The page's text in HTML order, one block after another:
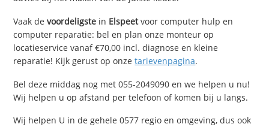
Vaak devoordeligste in Elspeetvoor computer hulp en
computer reparatie: bel en plan onze monteur op
locatieservice vanaf €70,00 incl. diagnose en kleine
reparatie! Kijk gerust op onzetarievenpagina.
Bel deze middag nog met 055-2049090 en we helpen u nu!
Wij helpen u op afstand per telefoon of komen bij u langs.
Wij helpen U in de gehele 0577 regio en omgeving, dus ook